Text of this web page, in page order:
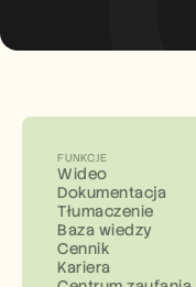
FUNKCJE
Wideo
Dokumentacja
Tłumaczenie
Baza wiedzy
Cennik
Kariera